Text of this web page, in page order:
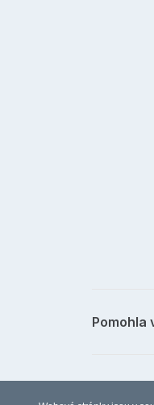
Pomohla